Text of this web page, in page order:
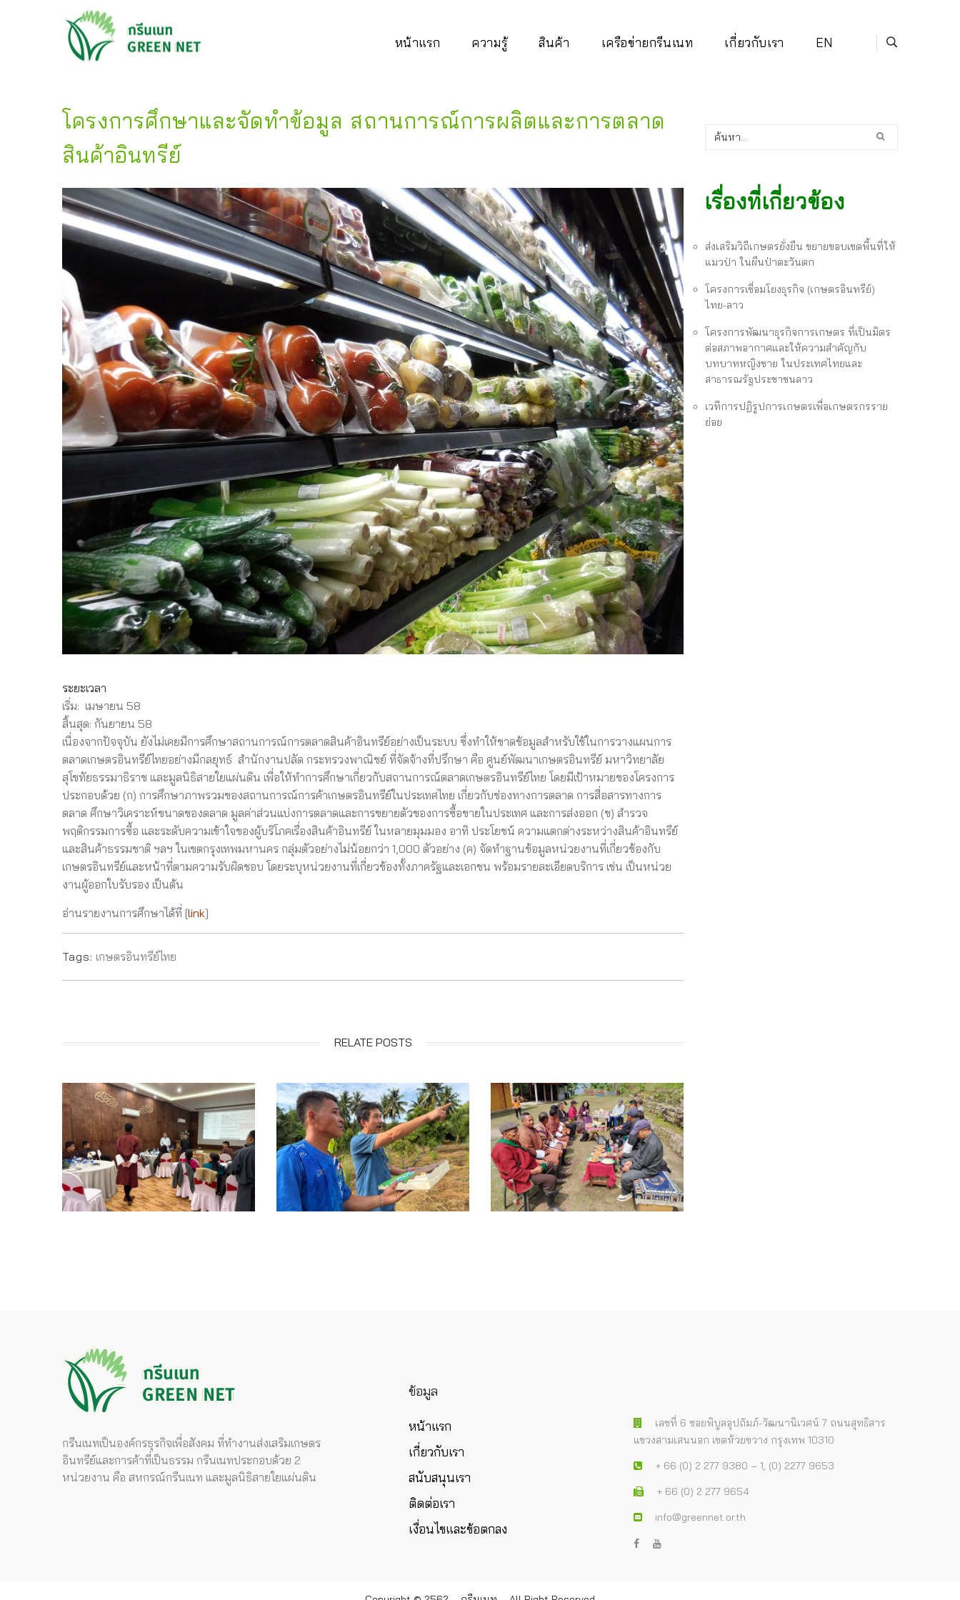
หน้าแรก ความรู้ สินค้า เครือข่ายกรีนเนท เกี่ยวกับเรา EN
โครงการศึกษาและจัดทำข้อมูล สถานการณ์การผลิตและการตลาด
สินค้าอินทรีย์
ระยะเวลา
เริ่ม: เมษายน 58
สิ้นสุด: กันยายน 58
เนื่องจากปัจจุบัน ยังไม่เคยมีการศึกษาสถานการณ์การตลาดสินค้าอินทรีย์อย่างเป็นระบบ ซึ่งทำให้ขาดข้อมูลสำหรับใช้ในการวางแผนการ
ตลาดเกษตรอินทรีย์ไทยอย่างมีกลยุทธ์ สำนักงานปลัด กระทรวงพาณิชย์ ที่จัดจ้างที่ปรึกษา คือ ศูนย์พัฒนาเกษตรอินทรีย์ มหาวิทยาลัย
สุโขทัยธรรมาธิราช และมูลนิธิสายใยแผ่นดิน เพื่อให้ทำการศึกษาเกี่ยวกับสถานการณ์ตลาดเกษตรอินทรีย์ไทย โดยมีเป้าหมายของโครงการ
ประกอบด้วย (ก) การศึกษาภาพรวมของสถานการณ์การค้าเกษตรอินทรีย์ในประเทศไทย เกี่ยวกับช่องทางการตลาด การสื่อสารทางการ
ตลาด ศึกษาวิเคราะห์ขนาดของตลาด มูลค่าส่วนแบ่งการตลาดและการขยายตัวของการซื้อขายในประเทศ และการส่งออก (ข) สำรวจ
พฤติกรรมการซื้อ และระดับความเข้าใจของผู้บริโภคเรื่องสินค้าอินทรีย์ ในหลายมุมมอง อาทิ ประโยชน์ ความแตกต่างระหว่างสินค้าอินทรีย์
และสินค้าธรรมชาติ ฯลฯ ในเขตกรุงเทพมหานคร กลุ่มตัวอย่างไม่น้อยกว่า 1,000 ตัวอย่าง (ค) จัดทำฐานข้อมูลหน่วยงานที่เกี่ยวข้องกับ
เกษตรอินทรีย์และหน้าที่ตามความรับผิดชอบ โดยระบุหน่วยงานที่เกี่ยวข้องทั้งภาครัฐและเอกชน พร้อมรายละเอียดบริการ เช่น เป็นหน่วย
งานผู้ออกใบรับรอง เป็นต้น
อ่านรายงานการศึกษาได้ที่ [link]
Tags: เกษตรอินทรีย์ไทย
RELATE POSTS
เรื่องที่เกี่ยวข้อง
ส่งเสริมวิถีเกษตรยั่งยืน ขยายขอบเขตพื้นที่ให้
แมวป่า ในผืนป่าตะวันตก
โครงการเชื่อมโยงธุรกิจ (เกษตรอินทรีย์)
ไทย-ลาว
โครงการพัฒนาธุรกิจการเกษตร ที่เป็นมิตร
ต่อสภาพอากาศและให้ความสำคัญกับ
บทบาทหญิงชาย ในประเทศไทยและ
สาธารณรัฐประชาชนลาว
เวทีการปฏิรูปการเกษตรเพื่อเกษตรกรราย
ย่อย
กรีนเนทเป็นองค์กรธุรกิจเพื่อสังคม ที่ทำงานส่งเสริมเกษตร
อินทรีย์และการค้าที่เป็นธรรม กรีนเนทประกอบด้วย 2
หน่วยงาน คือ สหกรณ์กรีนเนท และมูลนิธิสายใยแผ่นดิน
ข้อมูล
หน้าแรก
เกี่ยวกับเรา
สนับสนุนเรา
ติดต่อเรา
เงื่อนไขและข้อตกลง
เลขที่ 6 ซอยพิบูลอุปถัมภ์-วัฒนานิเวศน์ 7 ถนนสุทธิสาร
แขวงสามเสนนอก เขตห้วยขวาง กรุงเทพ 10310
+ 66 (0) 2 277 9380 – 1, (0) 2277 9653
+ 66 (0) 2 277 9654
info@greennet.or.th